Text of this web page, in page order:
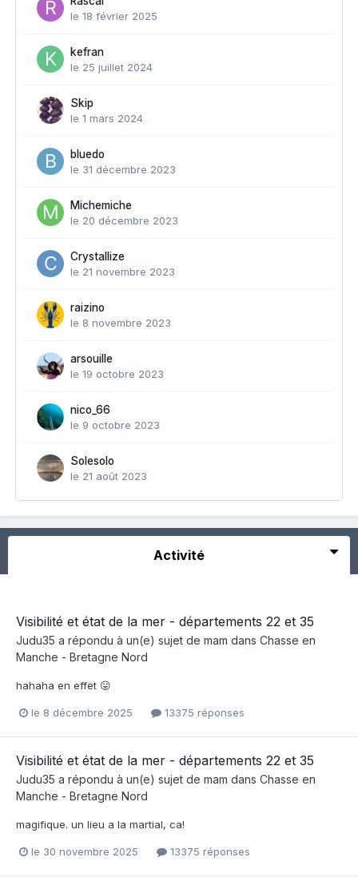
le 18 février 2025
kefran
le 25 juillet 2024
Skip
le 1 mars 2024
bluedo
le 31 décembre 2023
Michemiche
le 20 décembre 2023
Crystallize
le 21 novembre 2023
raizino
le 8 novembre 2023
arsouille
le 19 octobre 2023
nico_66
le 9 octobre 2023
Solesolo
le 21 août 2023
Activité
Visibilité et état de la mer - départements 22 et 35
Judu35 a répondu à un(e) sujet de mam dans Chasse en
Manche - Bretagne Nord
hahaha en effet 😛
le 8 décembre 2025 13375 réponses
Visibilité et état de la mer - départements 22 et 35
Judu35 a répondu à un(e) sujet de mam dans Chasse en
Manche - Bretagne Nord
magifique. un lieu a la martial, ca!
le 30 novembre 2025 13375 réponses